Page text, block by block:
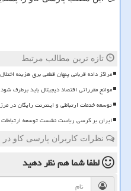
تازه ترین مطالب مرتبط
مراکز داده قربانی پنهان قطعی برق هزینه
موانع مقرراتی اقتصاد دیجیتال باید برطرف شود
توسعه خدمات ارتباطی و اینترنت رایگان در
ایران بر کرسی ریاست نشست توسعه
نظرات کاربران پارسی کاو
لطفا شما همنظر دهید